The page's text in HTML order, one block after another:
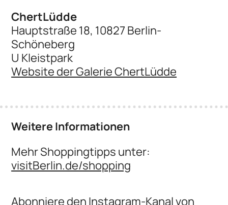
ChertLüdde
Hauptstraße 18, 10827 Berlin-
Schöneberg
U Kleistpark
Website der Galerie ChertLüdde
Weitere Informationen
Mehr Shoppingtipps unter:
visitBerlin.de/shopping
Abonniere denInstagram-Kanal von